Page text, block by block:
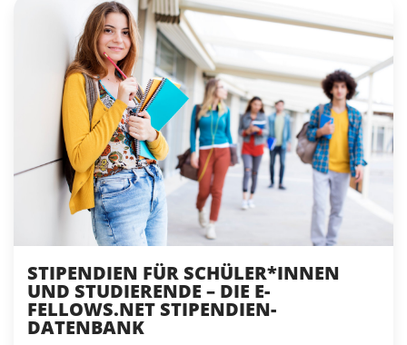
STIPENDIEN FÜR SCHÜLER*INNEN
UND STUDIERENDE – DIE E-
FELLOWS.NET STIPENDIEN-
DATENBANK